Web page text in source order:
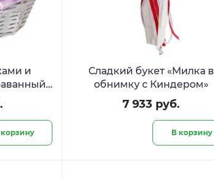
и
Сладкий букет «Милка в
обнимку с Киндером»
7 933 руб.
В корзину